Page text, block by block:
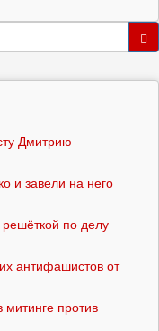
Дмитрию
и завели на него
по делу
антифашистов от
против